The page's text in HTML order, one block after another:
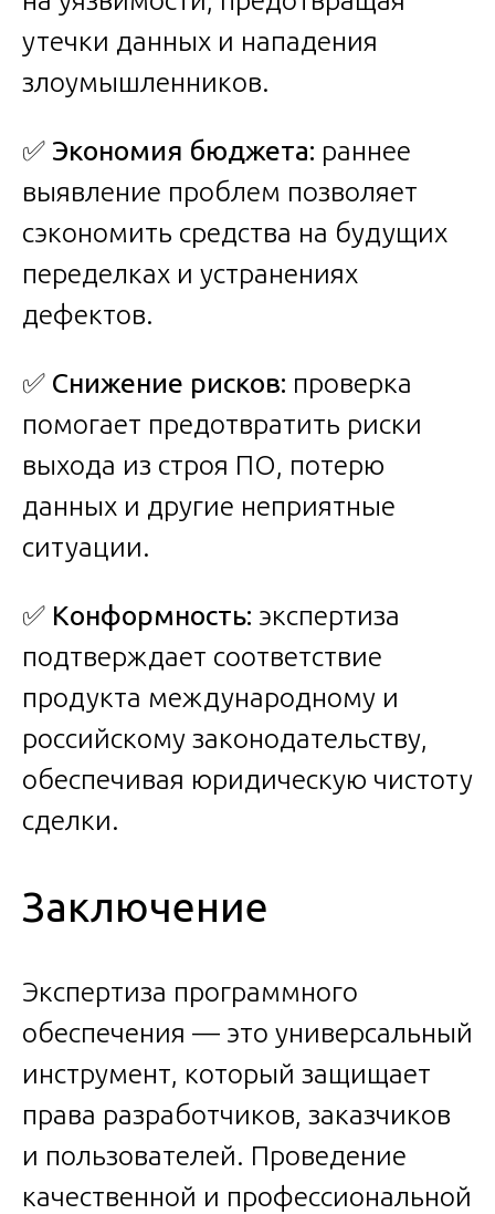
утечки данных и нападения
злоумышленников.
✅ Экономия бюджета: раннее
выявление проблем позволяет
сэкономить средства на будущих
переделках и устранениях
дефектов.
✅ Снижение рисков: проверка
помогает предотвратить риски
выхода из строя ПО, потерю
данных и другие неприятные
ситуации.
✅ Конформность: экспертиза
подтверждает соответствие
продукта международному и
российскому законодательству,
обеспечивая юридическую чистоту
сделки.
Заключение
Экспертиза программного
обеспечения — это универсальный
инструмент, который защищает
права разработчиков, заказчиков
и пользователей. Проведение
качественной и профессиональной